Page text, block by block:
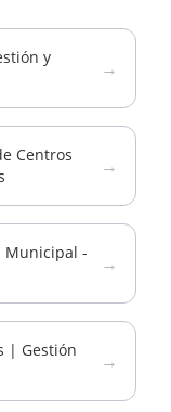
y
→
Centros
→
Municipal -
→
| Gestión
→